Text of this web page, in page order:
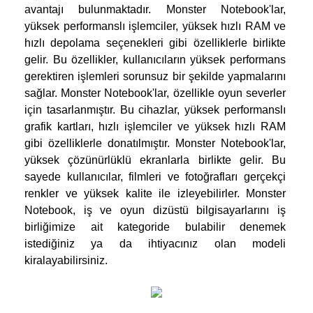
avantajı bulunmaktadır. Monster Notebook'lar,
yüksek performanslı işlemciler, yüksek hızlı RAM ve
hızlı depolama seçenekleri gibi özelliklerle birlikte
gelir. Bu özellikler, kullanıcıların yüksek performans
gerektiren işlemleri sorunsuz bir şekilde yapmalarını
sağlar. Monster Notebook'lar, özellikle oyun severler
için tasarlanmıştır. Bu cihazlar, yüksek performanslı
grafik kartları, hızlı işlemciler ve yüksek hızlı RAM
gibi özelliklerle donatılmıştır. Monster Notebook'lar,
yüksek çözünürlüklü ekranlarla birlikte gelir. Bu
sayede kullanıcılar, filmleri ve fotoğrafları gerçekçi
renkler ve yüksek kalite ile izleyebilirler. Monster
Notebook, iş ve oyun dizüstü bilgisayarlarını iş
birliğimize ait kategoride
bulabilir denemek
istediğiniz ya da ihtiyacınız olan modeli
kiralayabilirsiniz.